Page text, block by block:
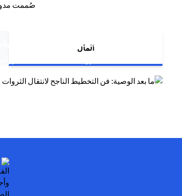
صُممت
المال
ما بعد الوصية: فن التخطيط الناجح لانتقال الثروات